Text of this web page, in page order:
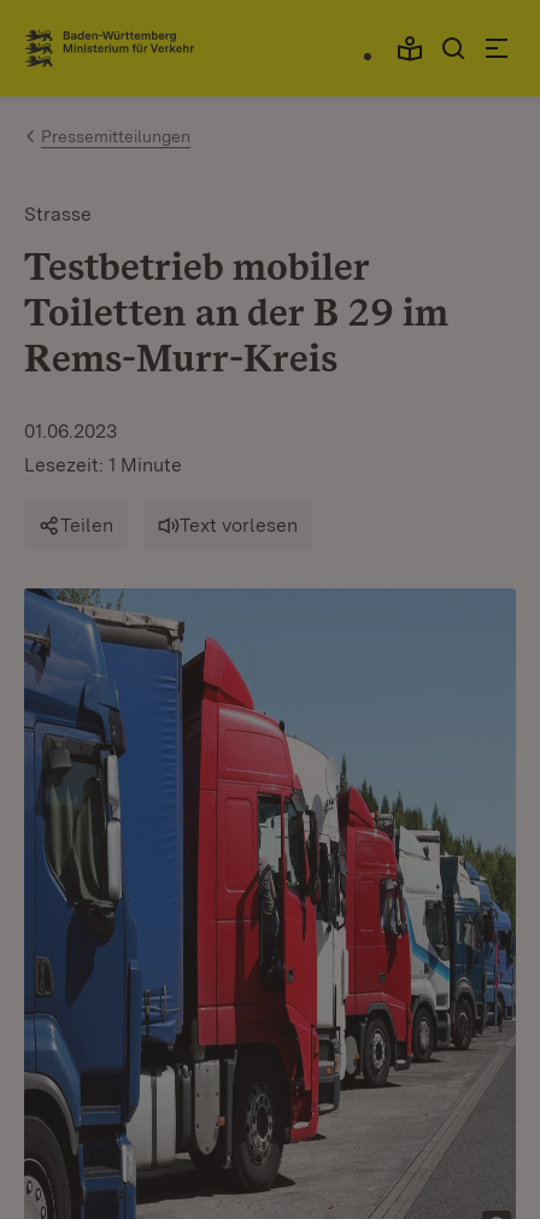
Zum Inhalt springen
Link zur Startseite
Pressemitteilungen
Strasse
Testbetrieb mobiler
Toiletten an der B 29 im
Rems-Murr-Kreis
01.06.2023
Lesezeit: 1 Minute
Teilen Text vorlesen